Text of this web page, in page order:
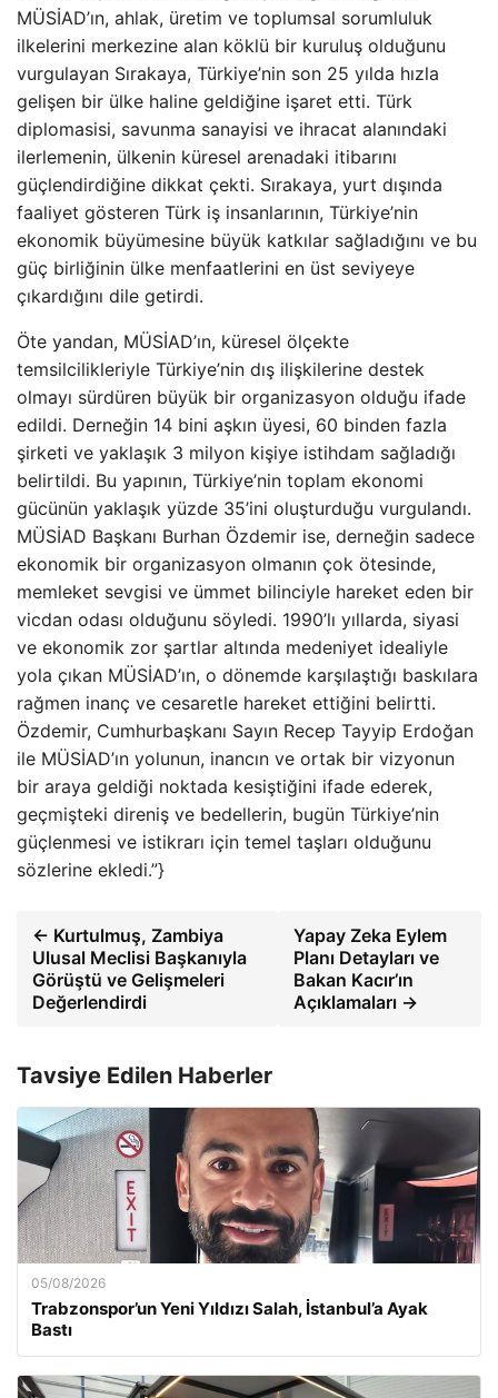
MÜSİAD’ın, ahlak, üretim ve toplumsal sorumluluk
ilkelerini merkezine alan köklü bir kuruluş olduğunu
vurgulayan Sırakaya, Türkiye’nin son 25 yılda hızla
gelişen bir ülke haline geldiğine işaret etti. Türk
diplomasisi, savunma sanayisi ve ihracat alanındaki
ilerlemenin, ülkenin küresel arenadaki itibarını
güçlendirdiğine dikkat çekti. Sırakaya, yurt dışında
faaliyet gösteren Türk iş insanlarının, Türkiye’nin
ekonomik büyümesine büyük katkılar sağladığını ve bu
güç birliğinin ülke menfaatlerini en üst seviyeye
çıkardığını dile getirdi.
Öte yandan, MÜSİAD’ın, küresel ölçekte
temsilcilikleriyle Türkiye’nin dış ilişkilerine destek
olmayı sürdüren büyük bir organizasyon olduğu ifade
edildi. Derneğin 14 bini aşkın üyesi, 60 binden fazla
şirketi ve yaklaşık 3 milyon kişiye istihdam sağladığı
belirtildi. Bu yapının, Türkiye’nin toplam ekonomi
gücünün yaklaşık yüzde 35’ini oluşturduğu vurgulandı.
MÜSİAD Başkanı Burhan Özdemir ise, derneğin sadece
ekonomik bir organizasyon olmanın çok ötesinde,
memleket sevgisi ve ümmet bilinciyle hareket eden bir
vicdan odası olduğunu söyledi. 1990’lı yıllarda, siyasi
ve ekonomik zor şartlar altında medeniyet idealiyle
yola çıkan MÜSİAD’ın, o dönemde karşılaştığı baskılara
rağmen inanç ve cesaretle hareket ettiğini belirtti.
Özdemir, Cumhurbaşkanı Sayın Recep Tayyip Erdoğan
ile MÜSİAD’ın yolunun, inancın ve ortak bir vizyonun
bir araya geldiği noktada kesiştiğini ifade ederek,
geçmişteki direniş ve bedellerin, bugün Türkiye’nin
güçlenmesi ve istikrarı için temel taşları olduğunu
sözlerine ekledi.”}
← Kurtulmuş, Zambiya
Ulusal Meclisi Başkanıyla
Görüştü ve Gelişmeleri
Değerlendirdi
Yapay Zeka Eylem
Planı Detayları ve
Bakan Kacır’ın
Açıklamaları →
Tavsiye Edilen Haberler
05/08/2026
Trabzonspor’un Yeni Yıldızı Salah, İstanbul’a Ayak
Bastı